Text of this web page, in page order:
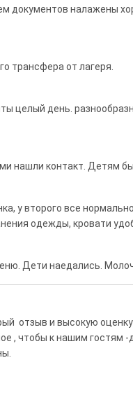
документов налажены
трансфера от лагеря.
целый день.
нашли контакт. Детям
у второго все
одежды, кровати
Дети наедались.
отзыв и высокую
, чтобы к нашим гостям -